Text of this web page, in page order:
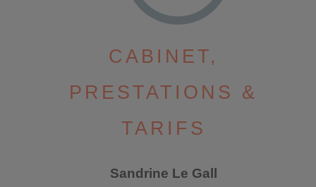
CABINET,
PRESTATIONS &
TARIFS
Sandrine Le Gall